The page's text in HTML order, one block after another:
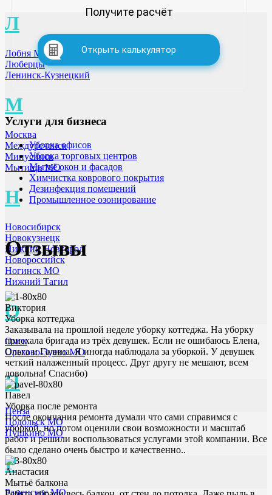
Л
Лобня МО
Люберцы
Ленинск-Кузнецкий
М
Москва
Междуреченск
Минусинск
Мытищи МО
Н
Новосибирск
Новокузнецк
Нижний Новгород
Новороссийск
Ногинск МО
Нижний Тагил
О
Омск
Орехово-Зуево МО
П
Пенза
Подольск МО
Пушкино МО
Р
Раменское МО
Получите расчёт
Открыть калькулятор
Услуги для бизнеса
Уборка офисов
Уборка торговых центров
Мытьё окон и фасадов
Химчистка коврового покрытия
Дезинфекция помещений
Промышленное озонирование
Отзывы
Виктория
Уборка коттеджа
Заказывала на прошлой неделе уборку коттеджа. На уборку
приехала бригада из трёх девушек. Если не ошибаюсь Елена,
Ольга и Галина. Я иногда наблюдала за уборкой. У девушек
четкий налаженный процесс. Друг другу не мешают, всем
довольна! Спасибо)
Павел
Уборка после ремонта
После окончания ремонта думали что сами справимся с
уборкой, но потом оценили свои возможности и масштаб
работ и решили воспользоваться услугами этой компании. Все
было сделано очень быстро и качественно..
Анастасия
Мытьё балкона